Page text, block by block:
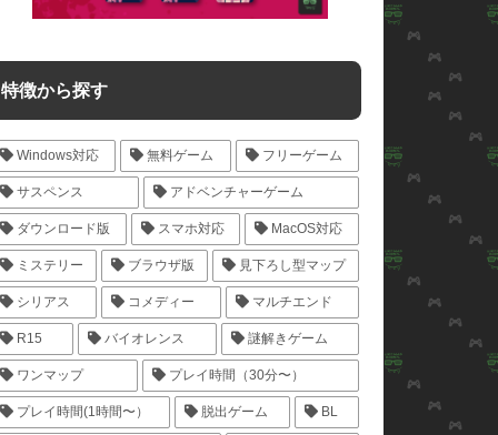
特徴から探す
Windows対応 無料ゲーム フリーゲーム
サスペンス アドベンチャーゲーム
ダウンロード版 スマホ対応 MacOS対応
ミステリー ブラウザ版 見下ろし型マップ
シリアス コメディー マルチエンド
R15 バイオレンス 謎解きゲーム
ワンマップ プレイ時間（30分〜）
プレイ時間(1時間〜） 脱出ゲーム BL